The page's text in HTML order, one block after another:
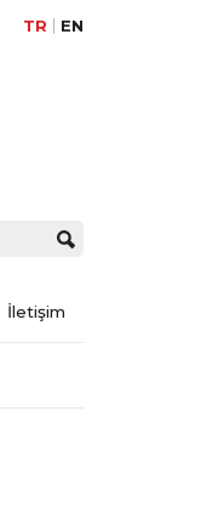
TR EN
İletişim